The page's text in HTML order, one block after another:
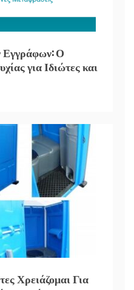
Εγγράφων: Ο
για Ιδιώτες και
Χρειάζομαι Για